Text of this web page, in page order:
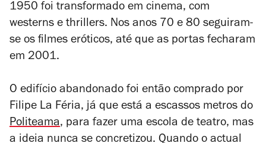
1950 foi transformado em cinema, com
westerns e thrillers. Nos anos 70 e 80 seguiram-
se os filmes eróticos, até que as portas fecharam
em 2001.
O edifício abandonado foi então comprado por
Filipe La Féria, já que está a escassos metros do
Politeama, para fazer uma escola de teatro, mas
a ideia nunca se concretizou. Quando o actual